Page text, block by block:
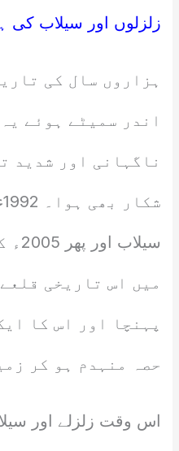
زلزلوں اور سیلاب کی
ہزاروں سال کی
اندر سمیٹے ہوئے
ناگہانی اور شدید
میں اس تاریخی
پہنچا اور اس کا
حصہ منہدم ہو کر
اس وقت زلزلے اور